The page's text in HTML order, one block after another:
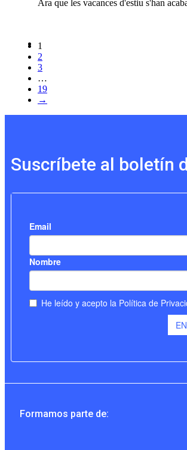
Ara que les vacances d'estiu s'han
1
2
3
…
19
→
Suscríbete al boletín
Formamos parte de: